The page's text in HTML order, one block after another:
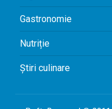
Gastronomie
Nutriție
Știri culinare